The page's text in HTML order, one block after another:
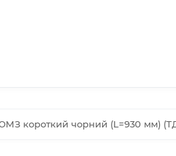
короткий чорний (L=930 мм)